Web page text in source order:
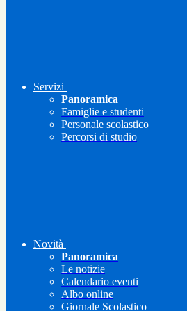
Servizi
Panoramica
Famiglie e studenti
Personale scolastico
Percorsi di studio
Novità
Panoramica
Le notizie
Calendario eventi
Albo online
Giornale Scolastico